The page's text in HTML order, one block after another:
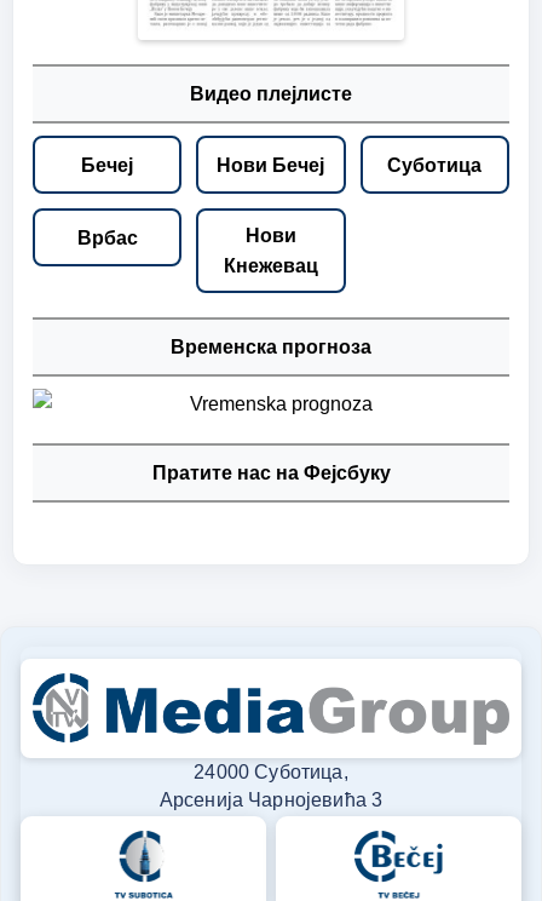
Видео плејлисте
Бечеј Нови Бечеј Суботица
Врбас
Нови
Кнежевац
Временска прогноза
Пратите нас на Фејсбуку
24000 Суботица,
Арсенија Чарнојевића 3